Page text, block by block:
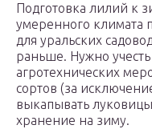
Подготовка лилий к
умеренного климата
для уральских
раньше. Нужно
агротехнических
сортов (за
выкапывать
хранение на зиму.